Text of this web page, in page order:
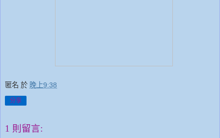
匿名 於 晚上9:38
分享
1 則留言: